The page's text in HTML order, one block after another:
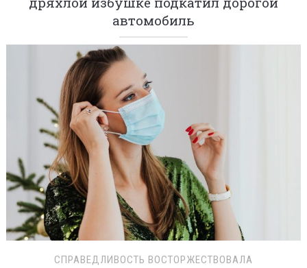
автомобиль
СПРАВЕДЛИВОСТЬ ВОСТОРЖЕСТВОВАЛА